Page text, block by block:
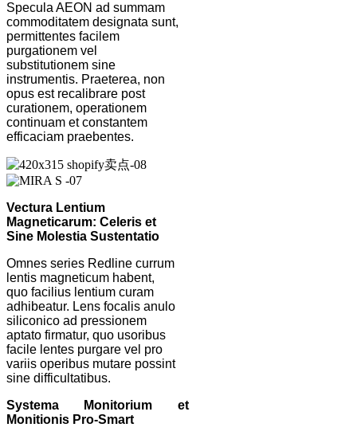
Specula AEON ad summam
commoditatem designata sunt,
permittentes facilem
purgationem vel
substitutionem sine
instrumentis. Praeterea, non
opus est recalibrare post
curationem, operationem
continuam et constantem
efficaciam praebentes.
Vectura Lentium
Magneticarum: Celeris et
Sine Molestia Sustentatio
Omnes series Redline currum
lentis magneticum habent,
quo facilius lentium curam
adhibeatur. Lens focalis anulo
siliconico ad pressionem
aptato firmatur, quo usoribus
facile lentes purgare vel pro
variis operibus mutare possint
sine difficultatibus.
Systema Monitorium et
Monitionis Pro-Smart